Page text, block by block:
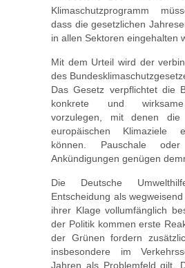
Klimaschutzprogramm
dass die gesetzlichen
in allen Sektoren eingehalten
Mit dem Urteil wird der
des
Das Gesetz verpflichtet die
konkrete und
vorzulegen, mit denen die
europäischen Klimaziele
können. Pauschale oder
Ankündigungen genügen
Die Deutsche
Entscheidung als
ihrer Klage vollumfänglich
der Politik kommen erste
der Grünen fordern
insbesondere im
Jahren als Problemfeld gilt.